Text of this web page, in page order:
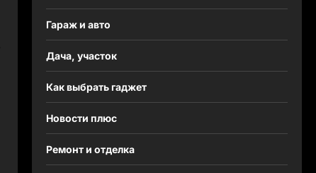
Гараж и авто
Дача, участок
Как выбрать гаджет
Новости плюс
Ремонт и отделка